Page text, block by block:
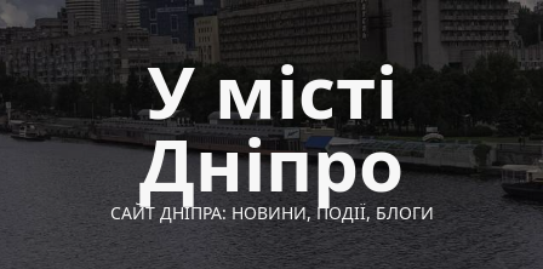
Перейти
до
вмісту
У місті
Дніпро
САЙТ ДНІПРА: НОВИНИ, ПОДІЇ, БЛОГИ